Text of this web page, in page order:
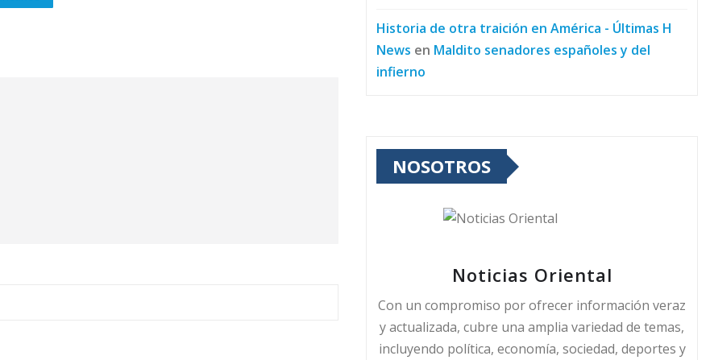
Historia de otra traición en América - Últimas H
News en Maldito senadores españoles y del
infierno
NOSOTROS
Noticias Oriental
Con un compromiso por ofrecer información veraz
y actualizada, cubre una amplia variedad de temas,
incluyendo política, economía, sociedad, deportes y